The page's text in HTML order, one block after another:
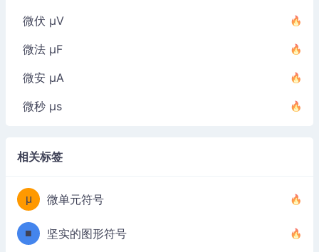
微伏 µV
微法 µF
微安 µA
微秒 µs
相关标签
μ 微单元符号
■ 坚实的图形符号